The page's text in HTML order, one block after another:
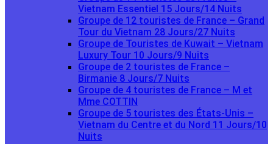
Vietnam Essentiel 15 Jours/14 Nuits
Groupe de 12 touristes de France – Grand
Tour du Vietnam 28 Jours/27 Nuits
Groupe de Touristes de Kuwait – Vietnam
Luxury Tour 10 Jours/9 Nuits
Groupe de 2 touristes de France –
Birmanie 8 Jours/7 Nuits
Groupe de 4 touristes de France – M et
Mme COTTIN
Groupe de 5 touristes des États-Unis –
Vietnam du Centre et du Nord 11 Jours/10
Nuits